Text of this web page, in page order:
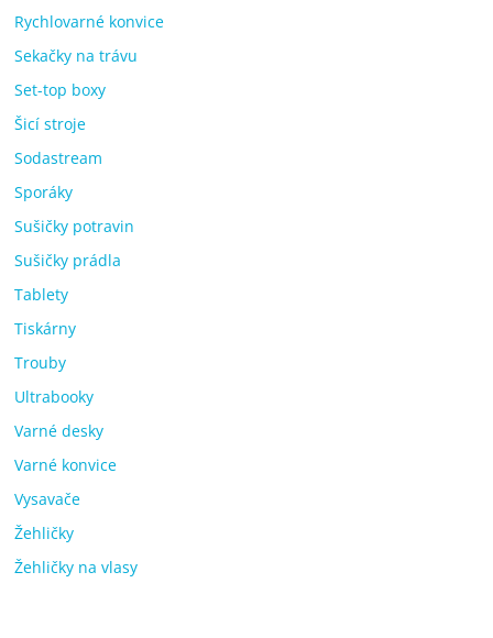
Rychlovarné konvice
Sekačky na trávu
Set-top boxy
Šicí stroje
Sodastream
Sporáky
Sušičky potravin
Sušičky prádla
Tablety
Tiskárny
Trouby
Ultrabooky
Varné desky
Varné konvice
Vysavače
Žehličky
Žehličky na vlasy